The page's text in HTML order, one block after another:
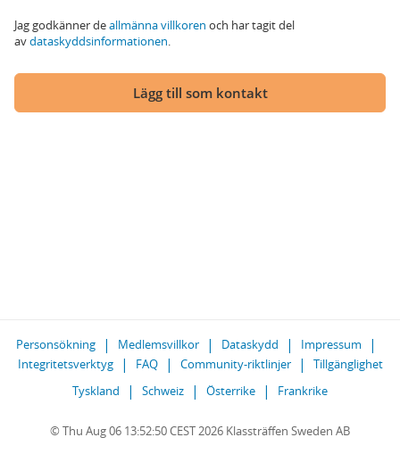
Jag godkänner deallmänna villkoren och har tagit del
avdataskyddsinformationen.
Lägg till som kontakt
Personsökning Medlemsvillkor Dataskydd
Impressum
Integritetsverktyg
FAQ Community-riktlinjer
Tillgänglighet
Tyskland
Schweiz Österrike Frankrike
© Thu Aug 06 13:52:50 CEST 2026 Klassträffen Sweden AB